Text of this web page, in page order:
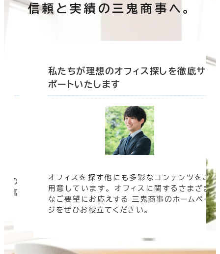
信頼と実績の三鬼商事へ。
の
豊富
私たちが理想のオフィス探しを徹底サ
ポートいたします
オフィスを探す他にも多彩なコンテンツをご
用意しています。 オフィスに関するさまざま
なご要望にお応えする 三鬼商事のホームペー
ジをぜひお役立てください。